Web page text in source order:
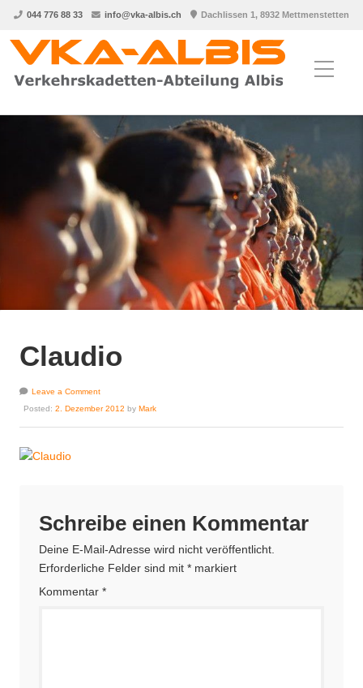
044 776 88 33 info@vka-albis.ch Dachlissen 1, 8932 Mettmenstetten
Claudio
Leave a Comment
Posted: 2. Dezember 2012 by Mark
Schreibe einen Kommentar
Deine E-Mail-Adresse wird nicht veröffentlicht.
Erforderliche Felder sind mit * markiert
Kommentar *